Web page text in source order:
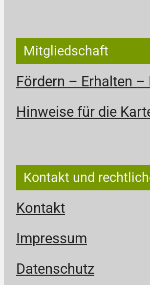
Mitgliedschaft
Fördern – Erhalten
Hinweise für die
Kontakt und
Kontakt
Impressum
Datenschutz